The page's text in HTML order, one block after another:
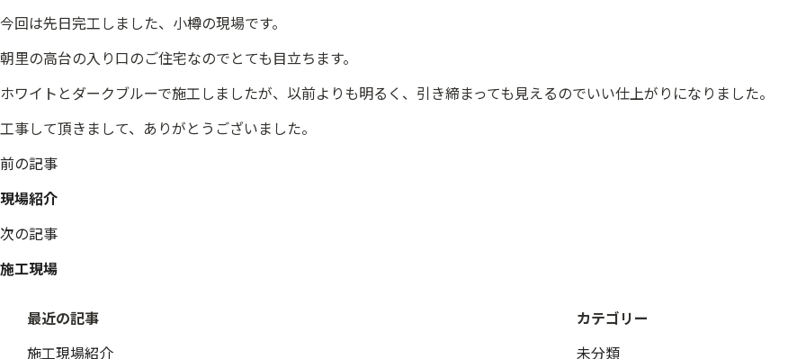
今回は先日完工しました、小樽の現場です。
朝里の高台の入り口のご住宅なのでとても目立ちます。
ホワイトとダークブルーで施工しましたが、以前よりも明るく、引き締まっても見えるのでいい仕上がりになりました。
工事して頂きまして、ありがとうございました。
投
ナ
ビ
ゲ
ー
前の記事
現場紹介
次の記事
施工現場
最近の記事
施工現場紹介
カテゴリー
未分類